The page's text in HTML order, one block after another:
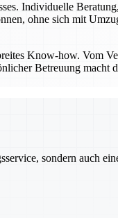
Individuelle
ohne sich mit
Know-how. Vom
Betreuung macht
sondern auch